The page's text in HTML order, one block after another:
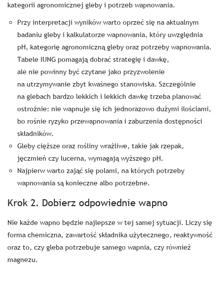
kategorii agronomicznej gleby i potrzeb wapnowania.
Przy interpretacji wyników warto oprzeć się na aktualnym
badaniu gleby i kalkulatorze wapnowania, który uwzględnia
pH, kategorię agronomiczną gleby oraz potrzeby wapnowania.
Tabele IUNG pomagają dobrać strategię i dawkę,
ale nie powinny być czytane jako przyzwolenie
na utrzymywanie zbyt kwaśnego stanowiska. Szczególnie
na glebach bardzo lekkich i lekkich dawkę trzeba planować
ostrożnie: nie wapnuje się ich jednorazowo dużymi ilościami,
bo rośnie ryzyko przewapnowania i zaburzenia dostępności
składników.
Gleby cięższe oraz rośliny wrażliwe, takie jak rzepak,
jęczmień czy lucerna, wymagają wyższego pH.
Najpierw warto zająć się polami, na których potrzeby
wapnowania są konieczne albo potrzebne.
Krok 2. Dobierz odpowiednie wapno
Nie każde wapno będzie najlepsze w tej samej sytuacji. Liczy się
forma chemiczna, zawartość składnika użytecznego, reaktywność
oraz to, czy gleba potrzebuje samego wapnia, czy również
magnezu.